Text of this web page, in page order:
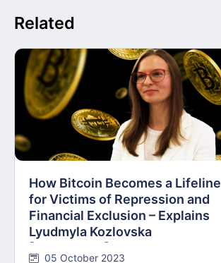
Related
How Bitcoin Becomes a Lifeline
for Victims of Repression and
Financial Exclusion – Explains
Lyudmyla Kozlovska
05 October 2023